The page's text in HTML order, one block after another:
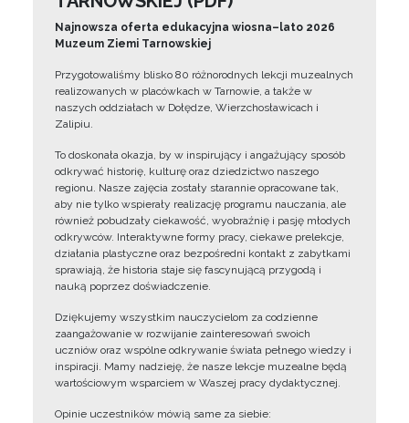
Najnowsza oferta edukacyjna wiosna–lato 2026
Muzeum Ziemi Tarnowskiej
Przygotowaliśmy blisko 80 różnorodnych lekcji muzealnych
realizowanych w placówkach w Tarnowie, a także w
naszych oddziałach w Dołędze, Wierzchosławicach i
Zalipiu.
To doskonała okazja, by w inspirujący i angażujący sposób
odkrywać historię, kulturę oraz dziedzictwo naszego
regionu. Nasze zajęcia zostały starannie opracowane tak,
aby nie tylko wspierały realizację programu nauczania, ale
również pobudzały ciekawość, wyobraźnię i pasję młodych
odkrywców. Interaktywne formy pracy, ciekawe prelekcje,
działania plastyczne oraz bezpośredni kontakt z zabytkami
sprawiają, że historia staje się fascynującą przygodą i
nauką poprzez doświadczenie.
Dziękujemy wszystkim nauczycielom za codzienne
zaangażowanie w rozwijanie zainteresowań swoich
uczniów oraz wspólne odkrywanie świata pełnego wiedzy i
inspiracji. Mamy nadzieję, że nasze lekcje muzealne będą
wartościowym wsparciem w Waszej pracy dydaktycznej.
Opinie uczestników mówią same za siebie: